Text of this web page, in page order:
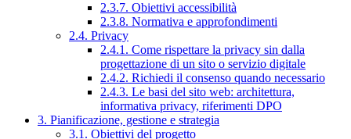
2.3.7. Obiettivi accessibilità
2.3.8. Normativa e approfondimenti
2.4. Privacy
2.4.1. Come rispettare la privacy sin dalla
progettazione di un sito o servizio digitale
2.4.2. Richiedi il consenso quando necessario
2.4.3. Le basi del sito web: architettura,
informativa privacy, riferimenti DPO
3. Pianificazione, gestione e strategia
3.1. Obiettivi del progetto